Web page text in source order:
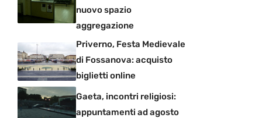
nuovo spazio
aggregazione
Priverno, Festa Medievale
di Fossanova: acquisto
biglietti online
Gaeta, incontri religiosi:
appuntamenti ad agosto